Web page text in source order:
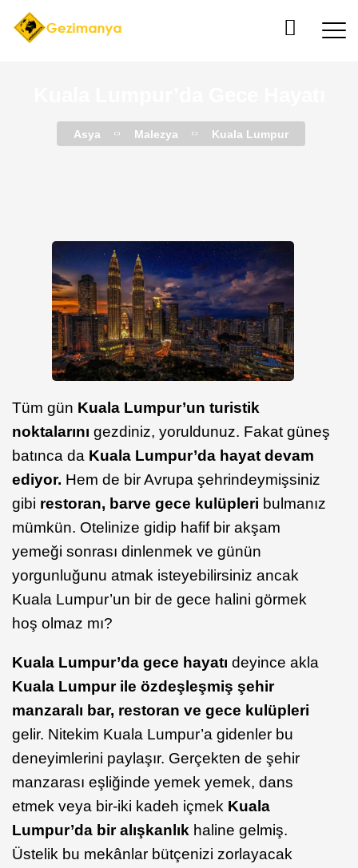
Asya Malezya Kuala Lumpur
Tüm gün Kuala Lumpur’un turistik
noktalarını gezdiniz, yoruldunuz. Fakat güneş
batınca da Kuala Lumpur’da hayat devam
ediyor. Hem de bir Avrupa şehrindeymişsiniz
gibi restoran, barve gece kulüpleri bulmanız
mümkün. Otelinize gidip hafif bir akşam
yemeği sonrası dinlenmek ve günün
yorgunluğunu atmak isteyebilirsiniz ancak
Kuala Lumpur’un bir de gece halini görmek
hoş olmaz mı?
Kuala Lumpur’da gece hayatı deyince akla
Kuala Lumpur ile özdeşleşmiş şehir
manzaralı bar, restoran ve gece kulüpleri
gelir. Nitekim Kuala Lumpur’a gidenler bu
deneyimlerini paylaşır. Gerçekten de şehir
manzarası eşliğinde yemek yemek, dans
etmek veya bir-iki kadeh içmek Kuala
Lumpur’da bir alışkanlık haline gelmiş.
Üstelik bu mekânlar bütçenizi zorlayacak